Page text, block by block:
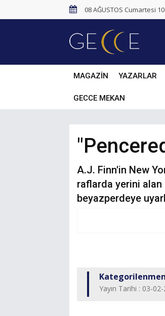
08 AĞUSTOS Cumartesi
MAGAZİN YAZARLAR
GECCE MEKAN
A.J. Finn'in New
raflarda yerini alan
beyazperdeye
Yayın Tarihi : 03-